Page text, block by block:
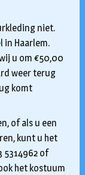
niet.
in Haarlem.
u om €50,00
weer terug
komt
of als u een
kunt u het
5314962 of
het kostuum